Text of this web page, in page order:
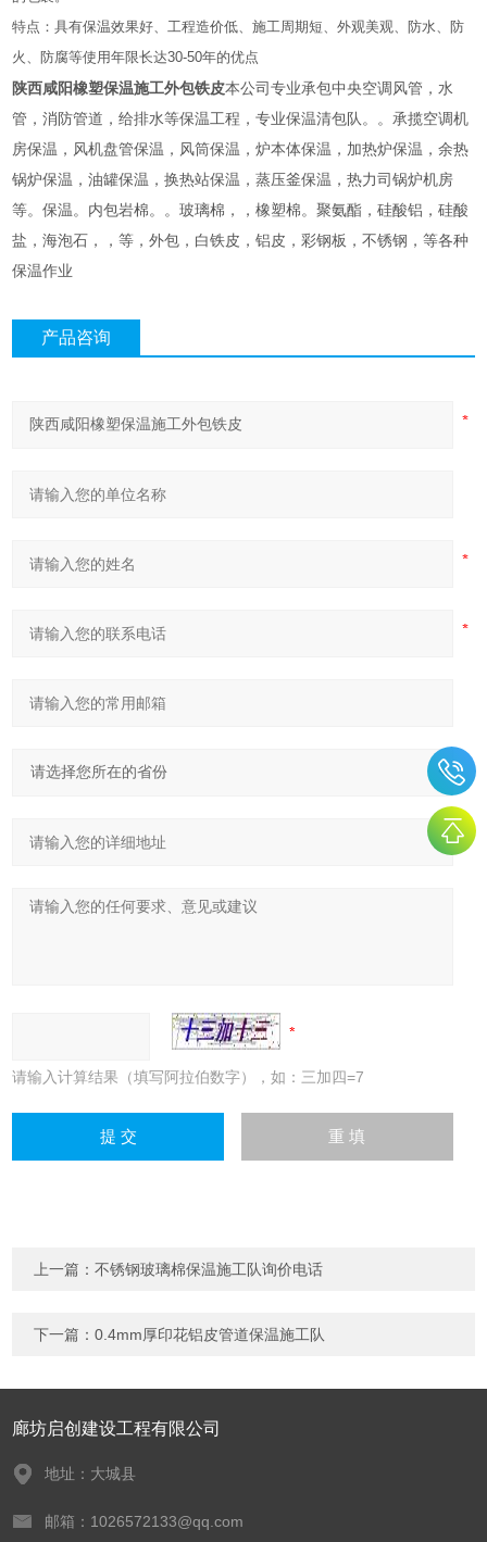
特点：具有保温效果好、工程造价低、施工周期短、外观美观、防水、防
火、防腐等使用年限长达30-50年的优点
陕西咸阳橡塑保温施工外包铁皮本公司专业承包中央空调风管，水
管，消防管道，给排水等保温工程，专业保温清包队。。承揽空调机
房保温，风机盘管保温，风筒保温，炉本体保温，加热炉保温，余热
锅炉保温，油罐保温，换热站保温，蒸压釜保温，热力司锅炉机房
等。保温。内包岩棉。。玻璃棉，，橡塑棉。聚氨酯，硅酸铝，硅酸
盐，海泡石，，等，外包，白铁皮，铝皮，彩钢板，不锈钢，等各种
保温作业
产品咨询
请输入计算结果（填写阿拉伯数字），如：三加四=7
上一篇：不锈钢玻璃棉保温施工队询价电话
下一篇：0.4mm厚印花铝皮管道保温施工队
廊坊启创建设工程有限公司
地址：大城县
邮箱：1026572133@qq.com